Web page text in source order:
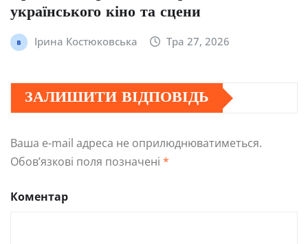
українського кіно та сцени
Ірина Костюковська Тра 27, 2026
ЗАЛИШИТИ ВІДПОВІДЬ
Ваша e-mail адреса не оприлюднюватиметься.
Обов’язкові поля позначені *
Коментар